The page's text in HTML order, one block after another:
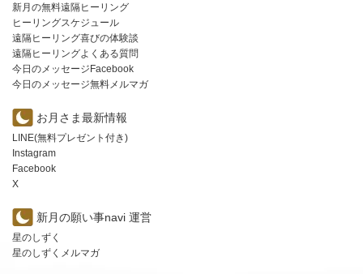
新月の無料遠隔ヒーリング
ヒーリングスケジュール
遠隔ヒーリング喜びの体験談
遠隔ヒーリングよくある質問
今日のメッセージFacebook
今日のメッセージ無料メルマガ
お月さま最新情報
LINE(無料プレゼント付き)
Instagram
Facebook
X
新月の願い事navi 運営
星のしずく
星のしずくメルマガ